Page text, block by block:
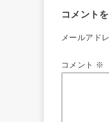
コメント
メールアド
コメント ※